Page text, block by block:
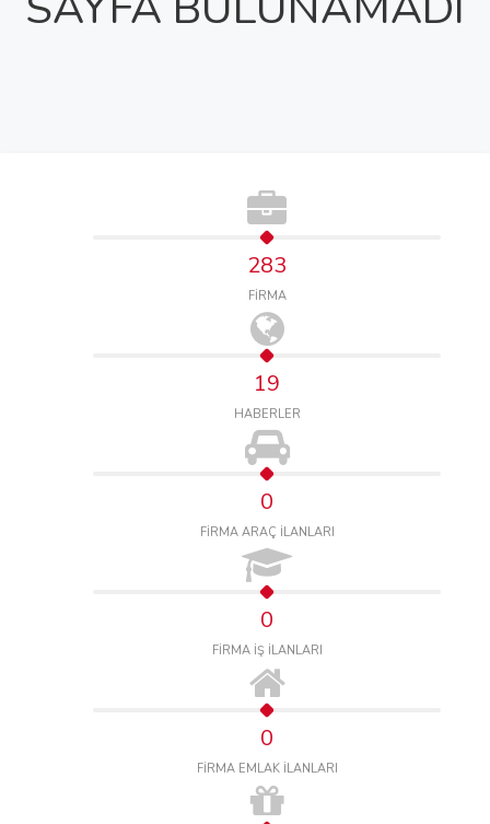
283
FİRMA
19
HABERLER
0
FİRMA ARAÇ İLANLARI
0
FİRMA İŞ İLANLARI
0
FİRMA EMLAK İLANLARI